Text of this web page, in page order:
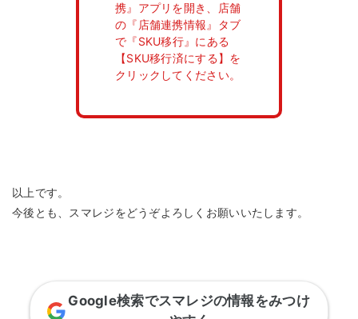
携』アプリを開き、店舗
の『店舗連携情報』タブ
で『SKU移行』にある
【SKU移行済にする】を
クリックしてください。
以上です。
今後とも、スマレジをどうぞよろしくお願いいたします。
Google検索でスマレジの情報をみつけ